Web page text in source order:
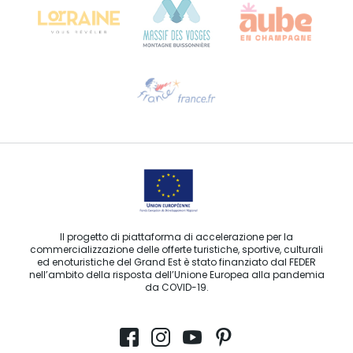
Contattaci per e-mail
Il progetto di piattaforma di accelerazione per la
commercializzazione delle offerte turistiche, sportive, culturali
ed enoturistiche del Grand Est è stato finanziato dal FEDER
nell’ambito della risposta dell’Unione Europea alla pandemia
da COVID-19.